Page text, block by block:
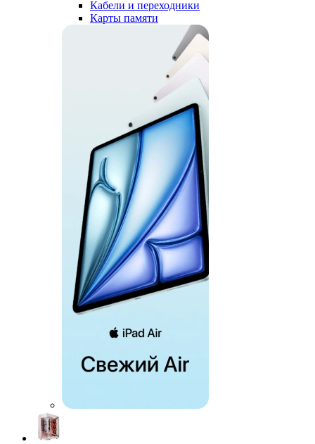
Кабели и переходники
Карты памяти